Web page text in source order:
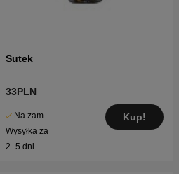
Sutek
33PLN
Na zam.
Wysyłka za
2–5 dni
Kup!